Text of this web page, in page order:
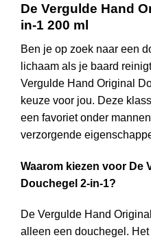
De Vergulde Hand
in-1 200 ml
Ben je op zoek naar een
lichaam als je baard
Vergulde Hand Original
keuze voor jou. Deze
een favoriet onder
verzorgende
Waarom kiezen voor De
Douchegel 2-in-1?
De Vergulde Hand
alleen een douchegel.